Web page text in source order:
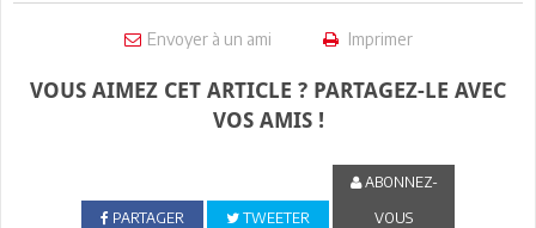
Envoyer à un ami Imprimer
VOUS AIMEZ CET ARTICLE ? PARTAGEZ-LE AVEC
VOS AMIS !
PARTAGER TWEETER
ABONNEZ-
VOUS